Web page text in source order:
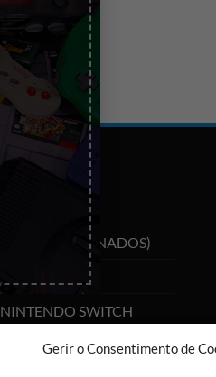
Gerir o Consentimento de
CATEGORIAS
(RECONDICIONADOS)
PLAYSTATION
NINTENDO SWITCH
CABOS E ADAPTADORES